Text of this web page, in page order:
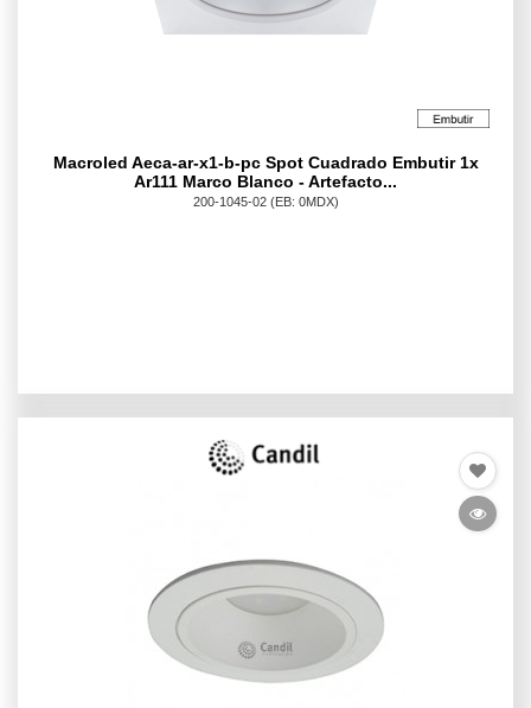
Macroled Aeca-ar-x1-b-pc Spot Cuadrado Embutir 1x
Ar111 Marco Blanco - Artefacto...
200-1045-02(EB: 0MDX)